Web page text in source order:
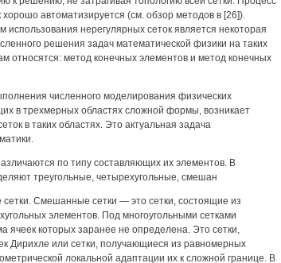
хорошо автоматизируется (см. обзор методов в [26]).
использования нерегулярных сеток является некоторая
решения задач математической физики на таких
относятся: метод конечных элементов и метод конечных
численного моделирования физических
в трехмерных областях сложной формы, возникает
в таких областях. Это актуальная задача
по типу составляющих их элементов. В
треугольные, четырехугольные, смешан
сетки. Смешанные сетки — это сетки, состоящие из
элементов. Под многоугольными сетками
ячеек которых заранее не определена. Это сетки,
Дирихле или сетки, получающиеся из равномерных
локальной адаптации их к сложной границе. В